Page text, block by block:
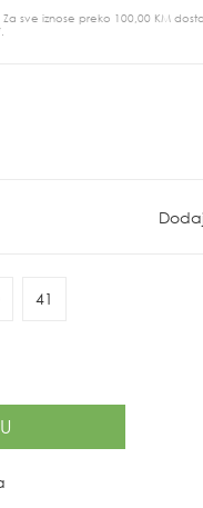
sve iznose preko 100,00 KM
41